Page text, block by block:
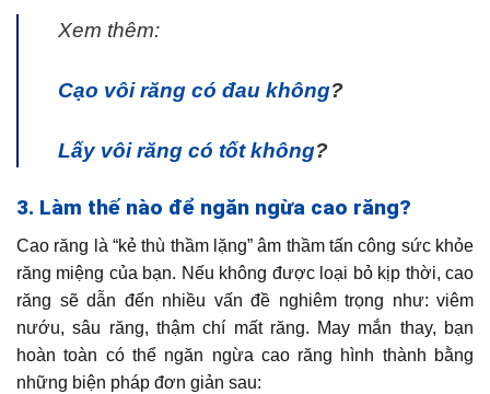
Xem thêm:
Cạo vôi răng có đau không?
Lấy vôi răng có tốt không?
3. Làm thế nào để ngăn ngừa cao răng?
Cao răng là “kẻ thù thầm lặng” âm thầm tấn công sức khỏe
răng miệng của bạn. Nếu không được loại bỏ kịp thời, cao
răng sẽ dẫn đến nhiều vấn đề nghiêm trọng như: viêm
nướu, sâu răng, thậm chí mất răng. May mắn thay, bạn
hoàn toàn có thể ngăn ngừa cao răng hình thành bằng
những biện pháp đơn giản sau: